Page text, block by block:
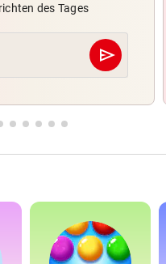
des Tages
send
Abschicken